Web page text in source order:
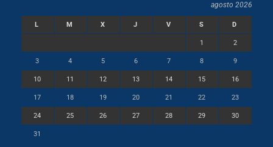
agosto 2026
L M X J V S D
1 2
3 4 5 6 7 8 9
10 11 12 13 14 15 16
17 18 19 20 21 22 23
24 25 26 27 28 29 30
31